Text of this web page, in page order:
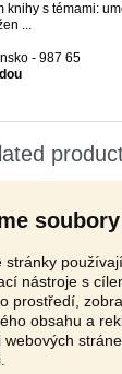
stránky
nástroje s
prostředí,
obsahu a
webových
knihy s témami:
...
- 987 65